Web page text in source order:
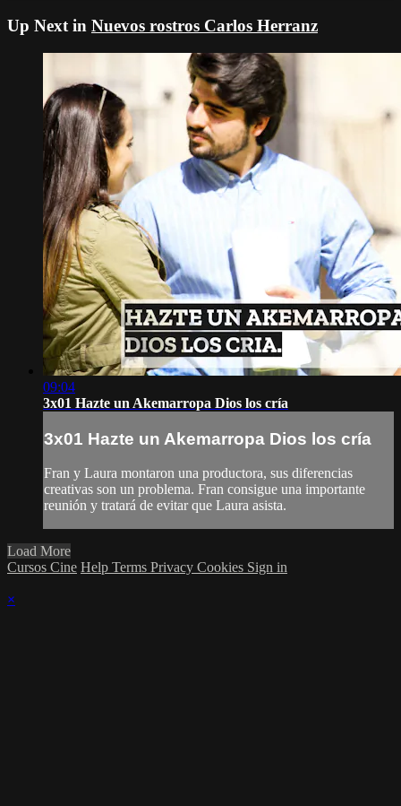
Up Next in Nuevos rostros Carlos Herranz
09:04
3x01 Hazte un Akemarropa Dios los cría
3x01 Hazte un Akemarropa Dios los cría
Fran y Laura montaron una productora, sus diferencias
creativas son un problema. Fran consigue una importante
reunión y tratará de evitar que Laura asista.
Load More
Cursos Cine Help Terms Privacy Cookies Sign in
×